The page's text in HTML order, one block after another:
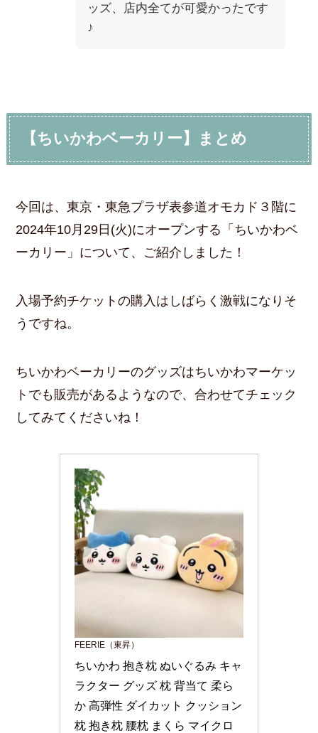
ッズ、店内全てが可愛かったです
♪
【ちいかわベーカリー】まとめ
今回は、東京・東急プラザ表参道オモカド３階に
2024年10月29日(火)にオープンする「ちいかわベ
ーカリー」について、ご紹介しました！
入場予約チケットの購入はしばらく激戦になりそ
うですね。
ちいかわベーカリーのグッズはちいかわマーケッ
トでも販売があるようなので、合わせてチェック
してみてくださいね！
FEERIE（東昇）
ちいかわ 抱き枕 ぬいぐるみ キャ
ラクター グッズ 枕 背当て 柔ら
か 高弾性 ダイカット クッション
枕 抱き枕 腰枕 まくら マイクロ